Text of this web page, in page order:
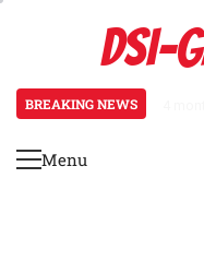
DSI-
BREAKING NEWS
Primary
Menu